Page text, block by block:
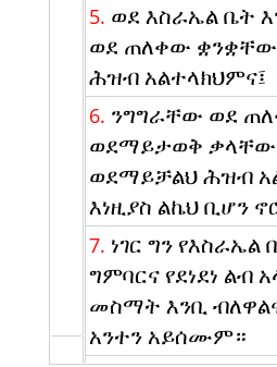
5. ወደ እስራኤል ቤት
ወደ ጠለቀው
ሕዝብ አልተላክህምና፤
6. ንግግራቸው ወደ
ወደማይታወቅ
ወደማይቻልህ ሕዝብ
እነዚያስ ልኬህ ቢሆን
7. ነገር ግን የእስራኤል
ግምባርና የደነደነ ልብ
መስማት እንቢ
አንተን አይሰሙም።